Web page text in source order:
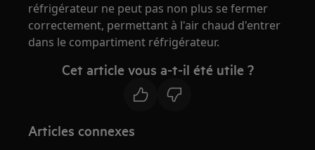
réfrigérateur ne peut pas non plus se fermer
correctement, permettant à l'air chaud d'entrer
dans le compartiment réfrigérateur.
Cet article vous a-t-il été utile ?
Articles connexes